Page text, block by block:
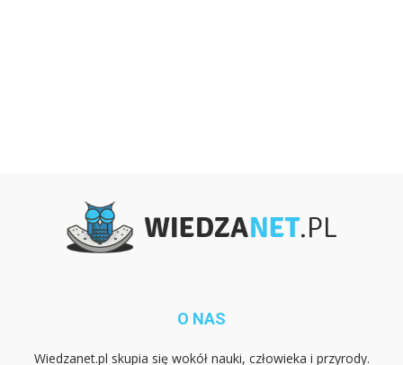
O NAS
Wiedzanet.pl skupia się wokół nauki, człowieka i przyrody.